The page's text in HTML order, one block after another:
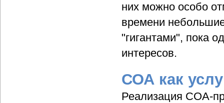
них можно особо
времени
"гигантами", пока
интересов.
СОА как
Реализация СОА-